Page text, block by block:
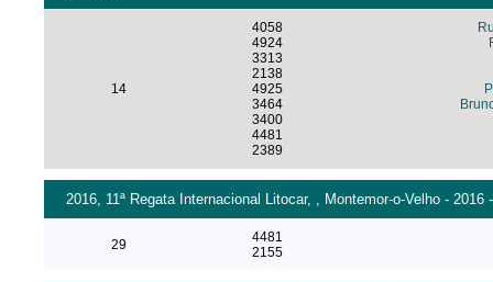
14
4058
4924
3313
2138
4925
3464
3400
4481
2389
2016, 11ª Regata Internacional Litocar, , Montemor-o-Velho -
29
4481
2155